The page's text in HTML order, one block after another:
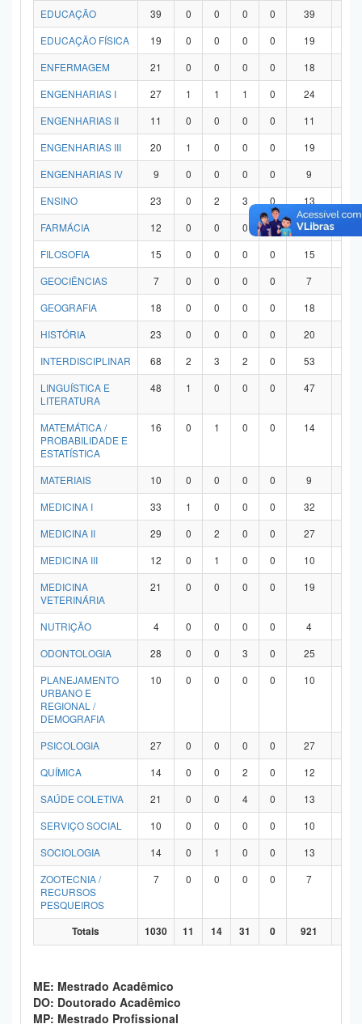
EDUCAÇÃO
39 0 0 0 0 39
EDUCAÇÃO FÍSICA
19 0 0 0 0 19
ENFERMAGEM
21 0 0 0 0 18
ENGENHARIAS I
27 1 1 1 0 24
ENGENHARIAS II
11 0 0 0 0 11
ENGENHARIAS III
20 1 0 0 0 19
ENGENHARIAS IV
9 0 0 0 0 9
ENSINO
23 0 2 3 0 13
FARMÁCIA
12 0 0 0 0 12
FILOSOFIA
15 0 0 0 0 15
GEOCIÊNCIAS
7 0 0 0 0 7
GEOGRAFIA
18 0 0 0 0 18
HISTÓRIA
23 0 0 0 0 20
INTERDISCIPLINAR
68 2 3 2 0 53
LINGUÍSTICA E
LITERATURA
48 1 0 0 0 47
MATEMÁTICA /
PROBABILIDADE E
ESTATÍSTICA
16 0 1 0 0 14
MATERIAIS 10 0 0 0 0 9
MEDICINA I
33 1 0 0 0 32
MEDICINA II
29 0 2 0 0 27
MEDICINA III
12 0 1 0 0 10
MEDICINA
VETERINÁRIA
21 0 0 0 0 19
NUTRIÇÃO 4 0 0 0 0 4
ODONTOLOGIA
28 0 0 3 0 25
PLANEJAMENTO
URBANO E
REGIONAL /
DEMOGRAFIA
10 0 0 0 0 10
PSICOLOGIA 27 0 0 0 0 27
QUÍMICA
14 0 0 2 0 12
SAÚDE COLETIVA
21 0 0 4 0 13
SERVIÇO SOCIAL
10 0 0 0 0 10
SOCIOLOGIA
14 0 1 0 0 13
ZOOTECNIA /
RECURSOS
PESQUEIROS
7 0 0 0 0 7
Totais 1030 11 14 31 0 921
ME: Mestrado Acadêmico
DO: Doutorado Acadêmico
MP: Mestrado Profissional